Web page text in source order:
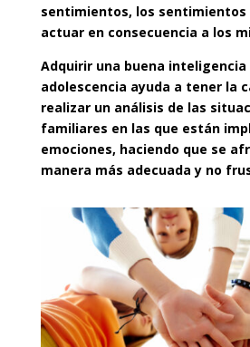
sentimientos, los sentimientos
actuar en consecuencia a los
Adquirir una buena inteligencia
adolescencia ayuda a tener la
realizar un análisis de las
familiares en las que están
emociones, haciendo que se
manera más adecuada y no